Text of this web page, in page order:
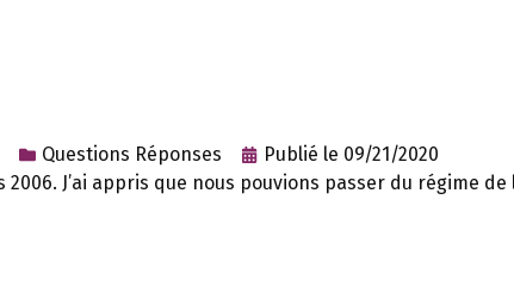
Questions Réponses Publié le 09/21/2020
J’ai appris que nous pouvions passer du régime